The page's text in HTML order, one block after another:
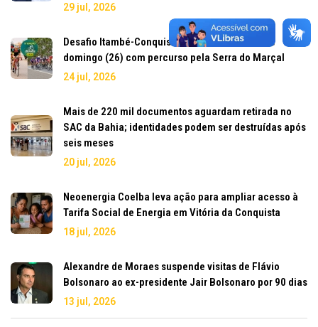
29 jul, 2026
Desafio Itambé-Conquista reúne ciclistas neste
domingo (26) com percurso pela Serra do Marçal
24 jul, 2026
Mais de 220 mil documentos aguardam retirada no
SAC da Bahia; identidades podem ser destruídas após
seis meses
20 jul, 2026
Neoenergia Coelba leva ação para ampliar acesso à
Tarifa Social de Energia em Vitória da Conquista
18 jul, 2026
Alexandre de Moraes suspende visitas de Flávio
Bolsonaro ao ex-presidente Jair Bolsonaro por 90 dias
13 jul, 2026